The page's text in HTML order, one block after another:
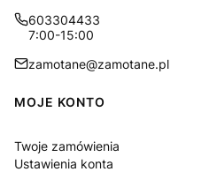
603304433
7:00-15:00
zamotane@zamotane.pl
Linki w stopce
MOJE KONTO
Twoje zamówienia
Ustawienia konta